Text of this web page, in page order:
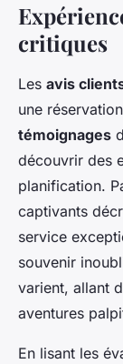
critiques
Les avis
une
témoignages
découvrir des
planification.
captivants
service
souvenir
varient, allant
aventures
En lisant les